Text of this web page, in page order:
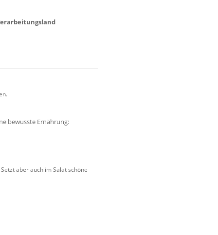
bewusste Ernährung:
aber auch im Salat schöne